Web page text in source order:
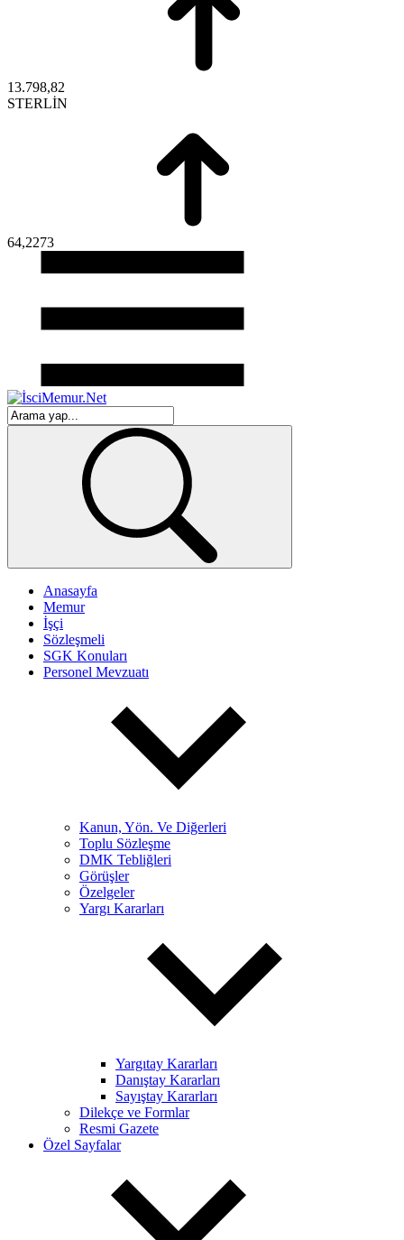
13.798,82
STERLİN
64,2273
Anasayfa
Memur
İşçi
Sözleşmeli
SGK Konuları
Personel Mevzuatı
Kanun, Yön. Ve Diğerleri
Toplu Sözleşme
DMK Tebliğleri
Görüşler
Özelgeler
Yargı Kararları
Yargıtay Kararları
Danıştay Kararları
Sayıştay Kararları
Dilekçe ve Formlar
Resmi Gazete
Özel Sayfalar